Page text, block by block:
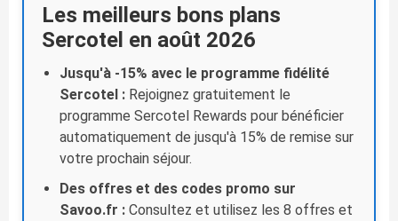
Les meilleurs bons plans
Sercotel en août 2026
Jusqu'à -15% avec le programme fidélité
Sercotel : Rejoignez gratuitement le
programme Sercotel Rewards pour bénéficier
automatiquement de jusqu'à 15% de remise sur
votre prochain séjour.
Des offres et des codes promo sur
Savoo.fr : Consultez et utilisez les 8 offres et